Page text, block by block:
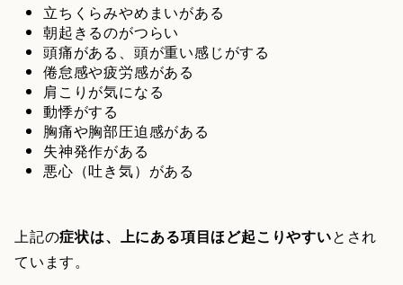
立ちくらみやめまいがある
朝起きるのがつらい
頭痛がある、頭が重い感じがする
倦怠感や疲労感がある
肩こりが気になる
動悸がする
胸痛や胸部圧迫感がある
失神発作がある
悪心（吐き気）がある
上記の症状は、上にある項目ほど起こりやすいとされ
ています。